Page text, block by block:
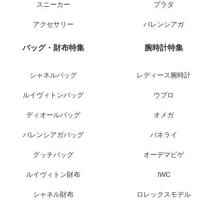
スニーカー
アクセサリー
プラダ
バレンシアガ
バッグ・財布特集
シャネルバッグ
ルイヴィトンバッグ
ディオールバッグ
バレンシアガバッグ
グッチバッグ
ルイヴィトン財布
シャネル財布
腕時計特集
レディース腕時計
ウブロ
オメガ
パネライ
オーデマピゲ
IWC
ロレックスモデル